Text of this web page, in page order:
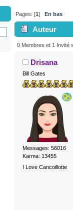
Pages: [1]En bas
Auteur
(11/11 - 17/11)
0 Membres et 1 Invité
Drisana
Bill Gates
Messages: 56016
Karma: 13455
I Love Cancoillotte